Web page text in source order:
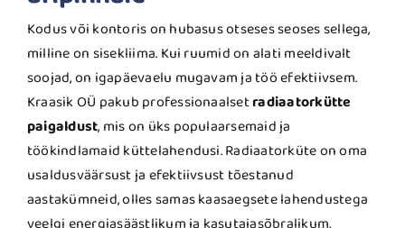
Kodus või kontoris on hubasus otseses seoses sellega,
milline on sisekliima. Kui ruumid on alati meeldivalt
soojad, on igapäevaelu mugavam ja töö efektiivsem.
Kraasik OÜ pakub professionaalsetradiaatorkütte
paigaldust, mis on üks populaarsemaid ja
töökindlamaid küttelahendusi. Radiaatorküte on oma
usaldusväärsust ja efektiivsust tõestanud
aastakümneid, olles samas kaasaegsete lahendustega